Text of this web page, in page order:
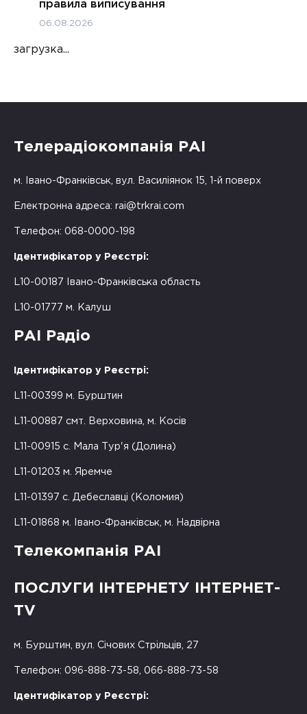
правила виписування
06.08.2026
загрузка...
Телерадіокомпанія РАІ
м. Івано-Франківськ, вул. Василіянок 15, 1-й поверх
Електронна адреса: rai@trkrai.com
Телефон: 068-0000-198
Ідентифікатор у Реєстрі:
L10-00187 Івано-Франківська область
L10-01777 м. Калуш
РАІ Радіо
Ідентифікатор у Реєстрі:
L11-00399 м. Бурштин
L11-00887 смт. Верховина, м. Косів
L11-00915 с. Мала Тур'я (Долина)
L11-01203 м. Яремче
L11-01397 с. Дебеславці (Коломия)
L11-01868 м. Івано-Франківськ, м. Надвірна
Телекомпанія РАІ
ПОСЛУГИ ІНТЕРНЕТУ ІНТЕРНЕТ-
TV
м. Бурштин, вул. Січових Стрільців, 27
Телефон: 096-888-73-58, 066-888-73-58
Ідентифікатор у Реєстрі: